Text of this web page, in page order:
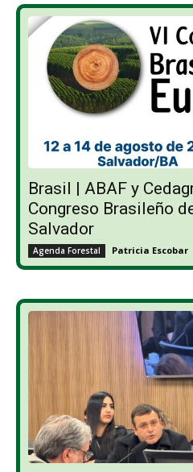
Brasil | ABAF y
Congreso Brasileño
Salvador
Agenda Forestal Patricia Escobar